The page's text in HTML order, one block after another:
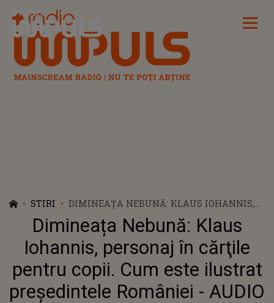
Radio Impuls
STIRI
DIMINEAȚA NEBUNĂ: KLAUS IOHANNIS,
PERSONAJ ÎN CĂRŢILE PENTRU COPII.
CUM ESTE ILUSTRAT PREȘEDINTELE
ROMÂNIEI - AUDIO
Dimineața Nebună: Klaus
Iohannis, personaj în cărţile
pentru copii. Cum este ilustrat
președintele României - AUDIO